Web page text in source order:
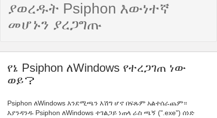
ያወረዱት Psiphon እውነተኛ
መሆኑን ያረጋግጡ
የኔ Psiphon ለWindows የተረጋገጠ ነው
ወይ？
Psiphon ለWindows እንደሚጫን እሽግ ሆኖ በፍጹም አልተሰራጨም።
እያንዳንዱ Psiphon ለWindows ተገልጋይ ነጠላ ራስ ጫኝ (".exe") ሰነድ